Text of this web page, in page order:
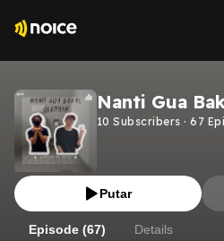
Nanti Gua
10 Subscribers ·67
Putar
Episode (67) Details